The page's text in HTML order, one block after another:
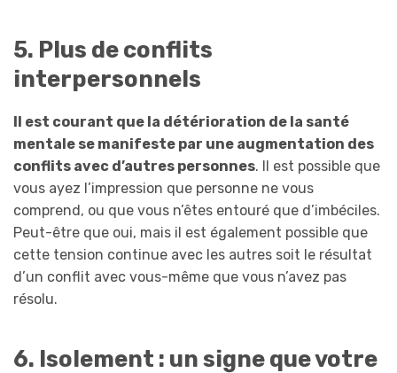
5. Plus de conflits
interpersonnels
Il est courant que la détérioration de la santé
mentale se manifeste par une augmentation des
conflits avec d’autres personnes. Il est possible que
vous ayez l’impression que personne ne vous
comprend, ou que vous n’êtes entouré que d’imbéciles.
Peut-être que oui, mais il est également possible que
cette tension continue avec les autres soit le résultat
d’un conflit avec vous-même que vous n’avez pas
résolu.
6. Isolement : un signe que votre